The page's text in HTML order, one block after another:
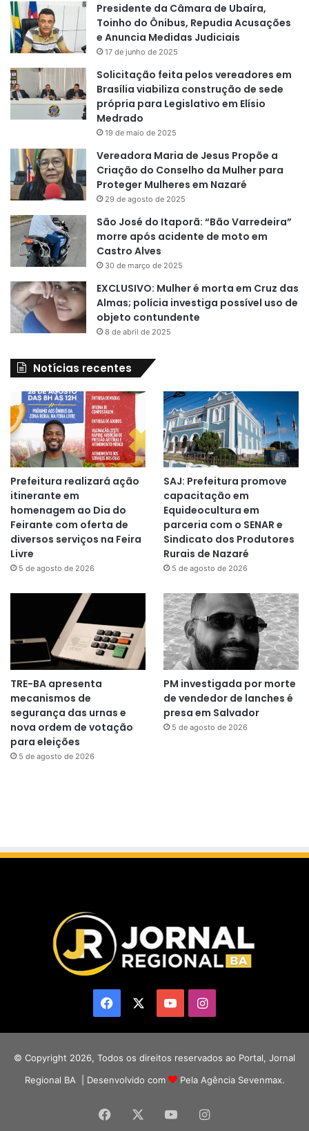
Presidente da Câmara de Ubaíra,
Toinho do Ônibus, Repudia Acusações
e Anuncia Medidas Judiciais
17 de junho de 2025
Solicitação feita pelos vereadores em
Brasília viabiliza construção de sede
própria para Legislativo em Elísio
Medrado
19 de maio de 2025
Vereadora Maria de Jesus Propõe a
Criação do Conselho da Mulher para
Proteger Mulheres em Nazaré
29 de agosto de 2025
São José do Itaporã: “Bão Varredeira”
morre após acidente de moto em
Castro Alves
30 de março de 2025
EXCLUSIVO: Mulher é morta em Cruz das
Almas; polícia investiga possível uso de
objeto contundente
8 de abril de 2025
Notícias recentes
Prefeitura realizará ação
itinerante em
homenagem ao Dia do
Feirante com oferta de
diversos serviços na Feira
Livre
5 de agosto de 2026
SAJ: Prefeitura promove
capacitação em
Equideocultura em
parceria com o SENAR e
Sindicato dos Produtores
Rurais de Nazaré
5 de agosto de 2026
TRE-BA apresenta
mecanismos de
segurança das urnas e
nova ordem de votação
para eleições
5 de agosto de 2026
PM investigada por morte
de vendedor de lanches é
presa em Salvador
5 de agosto de 2026
Facebook YouTubeInstagram
© Copyright 2026, Todos os direitos reservados ao Portal, Jornal
Regional BA | Desenvolvido com
Pela Agência Sevenmax.
Facebook YouTubeInstagram